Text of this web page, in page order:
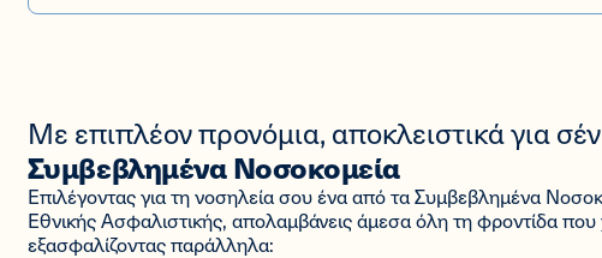
Με επιπλέον προνόμια, αποκλειστικά για
Συμβεβλημένα Νοσοκομεία
Επιλέγοντας για τη νοσηλεία σου ένα από τα Συμβεβλημένα
Εθνικής Ασφαλιστικής, απολαμβάνεις άμεσα όλη τη φροντίδα που
εξασφαλίζοντας παράλληλα: